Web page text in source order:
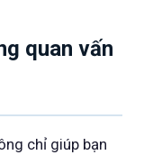
quan vấn
chỉ giúp bạn